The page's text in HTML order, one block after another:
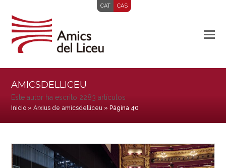
CAT CAS
AMICSDELLICEU
Este autor ha escrito 2283 artículos
Inicio »Arxius de amicsdelliceu » Página 40